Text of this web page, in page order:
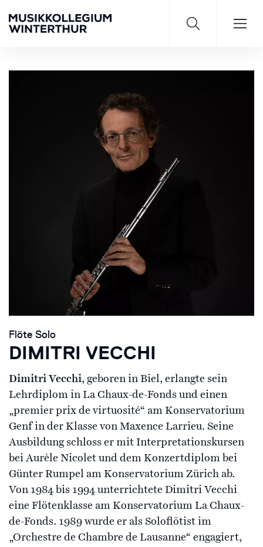
Saisonprogramm 26/27
JETZT ENTDECKEN
Flöte Solo
DIMITRI VECCHI
Dimitri Vecchi, geboren in Biel, erlangte sein
Lehrdiplom in La Chaux-de-Fonds und einen
„premier prix de virtuosité“ am Konservatorium
Genf in der Klasse von Maxence Larrieu. Seine
Ausbildung schloss er mit Interpretationskursen
bei Aurèle Nicolet und dem Konzertdiplom bei
Günter Rumpel am Konservatorium Zürich ab.
Von 1984 bis 1994 unterrichtete Dimitri Vecchi
eine Flötenklasse am Konservatorium La Chaux-
de-Fonds. 1989 wurde er als Soloflötist im
„Orchestre de Chambre de Lausanne“ engagiert,